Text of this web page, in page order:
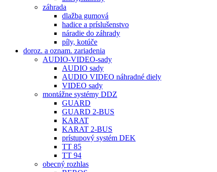
záhrada
dlažba gumová
hadice a príslušenstvo
náradie do záhrady
píly, kotúče
doroz. a oznam. zariadenia
AUDIO-VIDEO-sady
AUDIO sady
AUDIO VIDEO náhradné diely
VIDEO sady
montážne systémy DDZ
GUARD
GUARD 2-BUS
KARAT
KARAT 2-BUS
prístupový systém DEK
TT 85
TT 94
obecný rozhlas